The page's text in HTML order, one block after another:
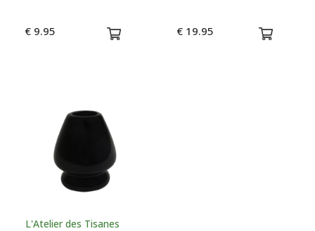
€ 9.95 € 19.95
L'Atelier des Tisanes